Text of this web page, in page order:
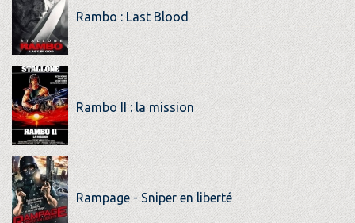
Rambo : Last Blood
Rambo II : la mission
Rampage - Sniper en liberté